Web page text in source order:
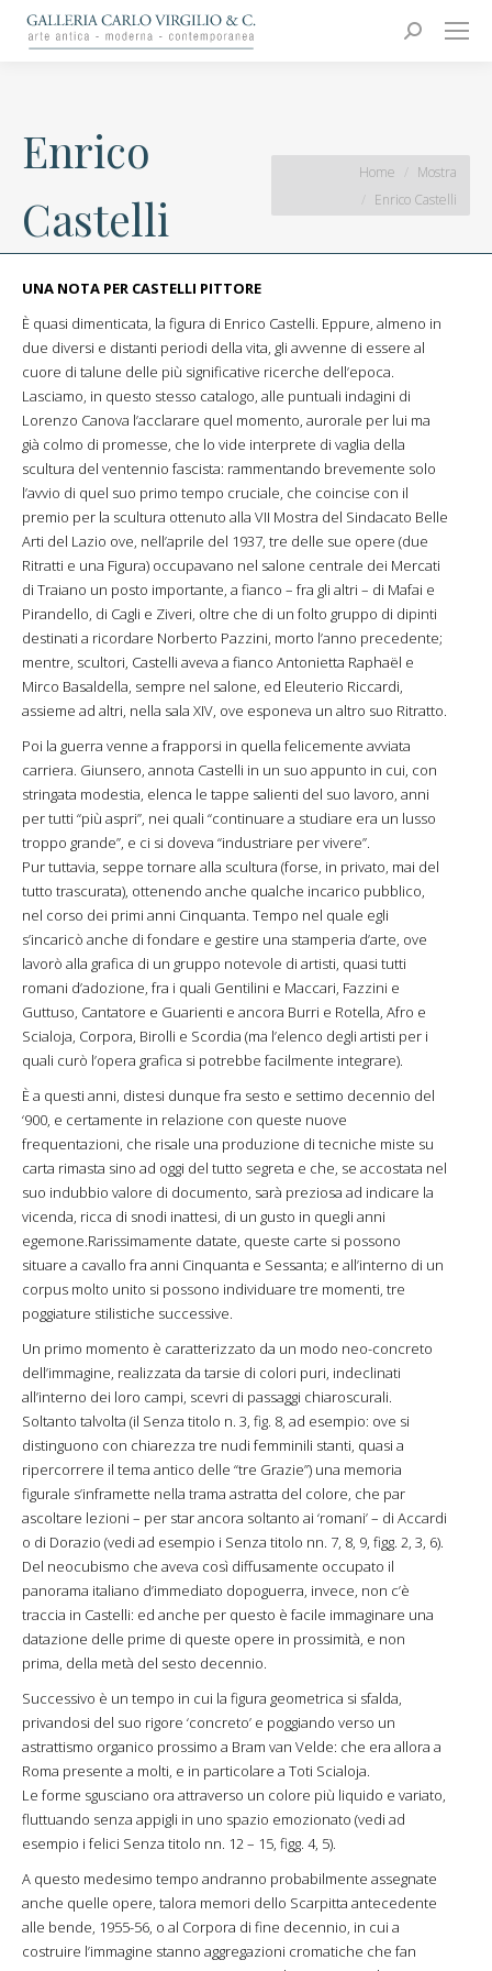
Search:
Carlo Virgilio & C.
Arte moderna e contemporanea
Enrico
Castelli
You are here:Home
Mostra
Enrico Castelli
UNA NOTA PER CASTELLI PITTORE
È quasi dimenticata, la figura di Enrico Castelli. Eppure, almeno in
due diversi e distanti periodi della vita, gli avvenne di essere al
cuore di talune delle più significative ricerche dell’epoca.
Lasciamo, in questo stesso catalogo, alle puntuali indagini di
Lorenzo Canova l’acclarare quel momento, aurorale per lui ma
già colmo di promesse, che lo vide interprete di vaglia della
scultura del ventennio fascista: rammentando brevemente solo
l’avvio di quel suo primo tempo cruciale, che coincise con il
premio per la scultura ottenuto alla VII Mostra del Sindacato Belle
Arti del Lazio ove, nell’aprile del 1937, tre delle sue opere (due
Ritratti e una Figura) occupavano nel salone centrale dei Mercati
di Traiano un posto importante, a fianco – fra gli altri – di Mafai e
Pirandello, di Cagli e Ziveri, oltre che di un folto gruppo di dipinti
destinati a ricordare Norberto Pazzini, morto l’anno precedente;
mentre, scultori, Castelli aveva a fianco Antonietta Raphaël e
Mirco Basaldella, sempre nel salone, ed Eleuterio Riccardi,
assieme ad altri, nella sala XIV, ove esponeva un altro suo Ritratto.
Poi la guerra venne a frapporsi in quella felicemente avviata
carriera. Giunsero, annota Castelli in un suo appunto in cui, con
stringata modestia, elenca le tappe salienti del suo lavoro, anni
per tutti “più aspri”, nei quali “continuare a studiare era un lusso
troppo grande”, e ci si doveva “industriare per vivere”.
Pur tuttavia, seppe tornare alla scultura (forse, in privato, mai del
tutto trascurata), ottenendo anche qualche incarico pubblico,
nel corso dei primi anni Cinquanta. Tempo nel quale egli
s’incaricò anche di fondare e gestire una stamperia d’arte, ove
lavorò alla grafica di un gruppo notevole di artisti, quasi tutti
romani d’adozione, fra i quali Gentilini e Maccari, Fazzini e
Guttuso, Cantatore e Guarienti e ancora Burri e Rotella, Afro e
Scialoja, Corpora, Birolli e Scordia (ma l’elenco degli artisti per i
quali curò l’opera grafica si potrebbe facilmente integrare).
È a questi anni, distesi dunque fra sesto e settimo decennio del
‘900, e certamente in relazione con queste nuove
frequentazioni, che risale una produzione di tecniche miste su
carta rimasta sino ad oggi del tutto segreta e che, se accostata nel
suo indubbio valore di documento, sarà preziosa ad indicare la
vicenda, ricca di snodi inattesi, di un gusto in quegli anni
egemone.Rarissimamente datate, queste carte si possono
situare a cavallo fra anni Cinquanta e Sessanta; e all’interno di un
corpus molto unito si possono individuare tre momenti, tre
poggiature stilistiche successive.
Un primo momento è caratterizzato da un modo neo-concreto
dell’immagine, realizzata da tarsie di colori puri, indeclinati
all’interno dei loro campi, scevri di passaggi chiaroscurali.
Soltanto talvolta (il Senza titolo n. 3, fig. 8, ad esempio: ove si
distinguono con chiarezza tre nudi femminili stanti, quasi a
ripercorrere il tema antico delle “tre Grazie”) una memoria
figurale s’inframette nella trama astratta del colore, che par
ascoltare lezioni – per star ancora soltanto ai ‘romani’ – di Accardi
o di Dorazio (vedi ad esempio i Senza titolo nn. 7, 8, 9, figg. 2, 3, 6).
Del neocubismo che aveva così diffusamente occupato il
panorama italiano d’immediato dopoguerra, invece, non c’è
traccia in Castelli: ed anche per questo è facile immaginare una
datazione delle prime di queste opere in prossimità, e non
prima, della metà del sesto decennio.
Successivo è un tempo in cui la figura geometrica si sfalda,
privandosi del suo rigore ‘concreto’ e poggiando verso un
astrattismo organico prossimo a Bram van Velde: che era allora a
Roma presente a molti, e in particolare a Toti Scialoja.
Le forme sgusciano ora attraverso un colore più liquido e variato,
fluttuando senza appigli in uno spazio emozionato (vedi ad
esempio i felici Senza titolo nn. 12 – 15, figg. 4, 5).
A questo medesimo tempo andranno probabilmente assegnate
anche quelle opere, talora memori dello Scarpitta antecedente
alle bende, 1955-56, o al Corpora di fine decennio, in cui a
costruire l’immagine stanno aggregazioni cromatiche che fan